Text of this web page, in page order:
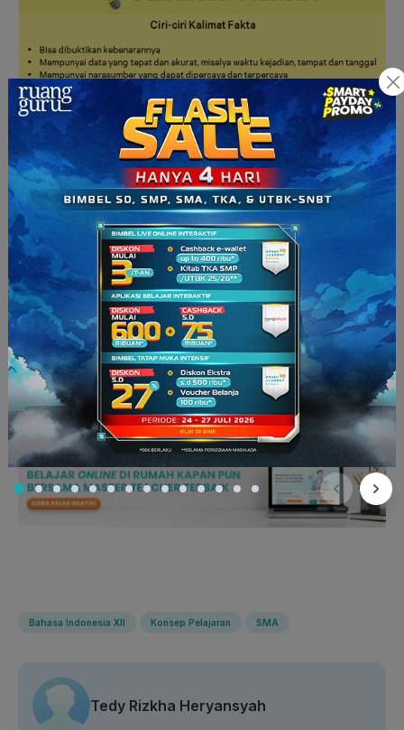
Itulah pengertian dan ciri-ciri kalimat fakta. Bagaimana, sudah
paham
? Gampangkok, jika sebuah kalimat dalam artikel
telah terkonfirmasi oleh pihak yang terkait atau lembaga yang
terpercaya, kalimat itu bisa dikatakan sebagai kalimat fakta,
apalagi didukung oleh penambahan foto kejadian.
Kalian bisa juga belajar bareng STAR Master Teacher dan
teman-teman di seluruh Indonesia hanya diBrain Academy
Online. Belajarnyalive, jadi dijamin bakalan seru banget!
Bahasa Indonesia XII Konsep Pelajaran SMA
Tedy Rizkha Heryansyah